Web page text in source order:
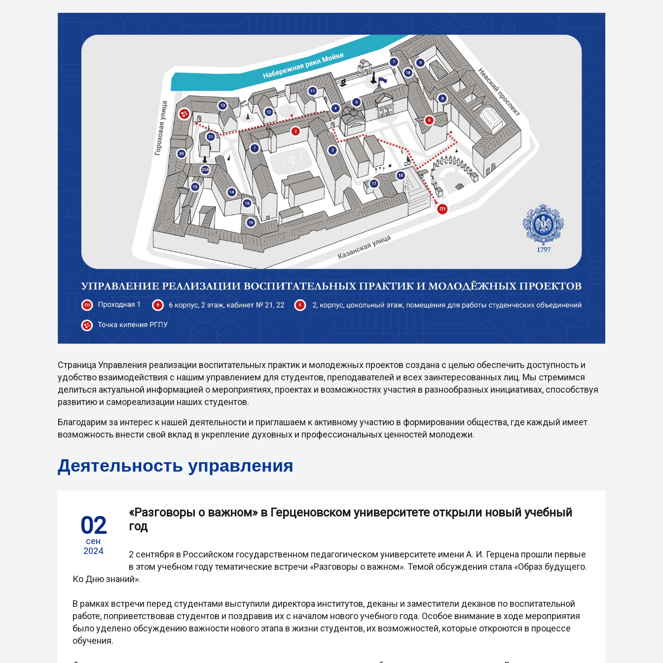
Страница Управления реализации воспитательных практик и молодежных проектов создана с целью обеспечить доступность и
удобство взаимодействия с нашим управлением для студентов, преподавателей и всех заинтересованных лиц. Мы стремимся
делиться актуальной информацией о мероприятиях, проектах и возможностях участия в разнообразных инициативах, способствуя
развитию и самореализации наших студентов.
Благодарим за интерес к нашей деятельности и приглашаем к активному участию в формировании общества, где каждый имеет
возможность внести свой вклад в укрепление духовных и профессиональных ценностей молодежи.
Деятельность управления
02
сен
2024
«Разговоры о важном» в Герценовском университете открыли новый учебный
год
2 сентября в Российском государственном педагогическом университете имени А. И. Герцена прошли первые
в этом учебном году тематические встречи «Разговоры о важном». Темой обсуждения стала «Образ будущего.
Ко Дню знаний».
В рамках встречи перед студентами выступили директора институтов, деканы и заместители деканов по воспитательной
работе, поприветствовав студентов и поздравив их с началом нового учебного года. Особое внимание в ходе мероприятия
было уделено обсуждению важности нового этапа в жизни студентов, их возможностей, которые откроются в процессе
обучения.